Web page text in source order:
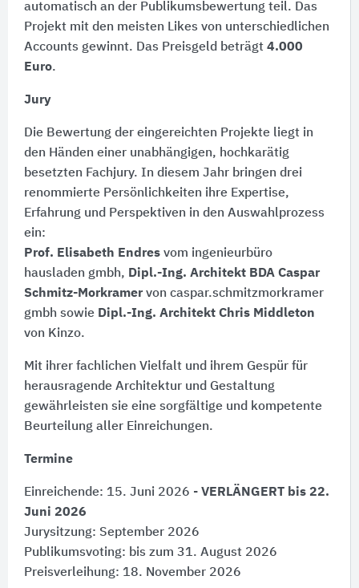
automatisch an der Publikumsbewertung teil. Das
Projekt mit den meisten Likes von unterschiedlichen
Accounts gewinnt. Das Preisgeld beträgt 4.000
Euro.
Jury
Die Bewertung der eingereichten Projekte liegt in
den Händen einer unabhängigen, hochkarätig
besetzten Fachjury. In diesem Jahr bringen drei
renommierte Persönlichkeiten ihre Expertise,
Erfahrung und Perspektiven in den Auswahlprozess
ein:
Prof. Elisabeth Endres vom ingenieurbüro
hausladen gmbh, Dipl.-Ing. Architekt BDA Caspar
Schmitz-Morkramer von caspar.schmitzmorkramer
gmbh sowie Dipl.-Ing. Architekt Chris Middleton
von Kinzo.
Mit ihrer fachlichen Vielfalt und ihrem Gespür für
herausragende Architektur und Gestaltung
gewährleisten sie eine sorgfältige und kompetente
Beurteilung aller Einreichungen.
Termine
Einreichende: 15. Juni 2026 - VERLÄNGERT bis 22.
Juni 2026
Jurysitzung: September 2026
Publikumsvoting: bis zum 31. August 2026
Preisverleihung: 18. November 2026